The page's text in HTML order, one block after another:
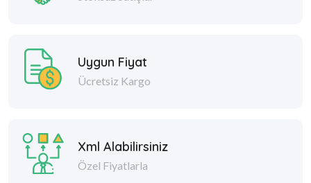
Uygun Fiyat
Ücretsiz Kargo
Xml Alabilirsiniz
Özel Fiyatlarla